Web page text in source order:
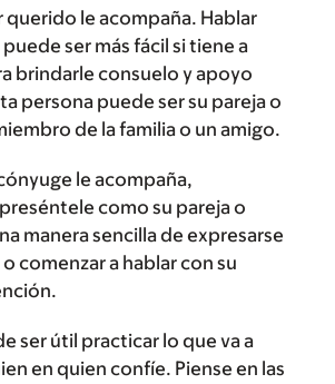
querido le acompaña. Hablar
ser más fácil si tiene a
brindarle consuelo y apoyo
persona puede ser su pareja o
de la familia o un amigo.
le acompaña,
como su pareja o
manera sencilla de expresarse
comenzar a hablar con su
ser útil practicar lo que va a
en quien confíe. Piense en las